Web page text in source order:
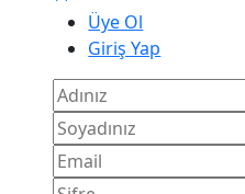
Üye Ol
Giriş Yap